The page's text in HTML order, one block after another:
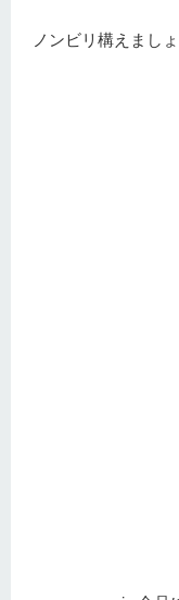
ノンビリ構えまし